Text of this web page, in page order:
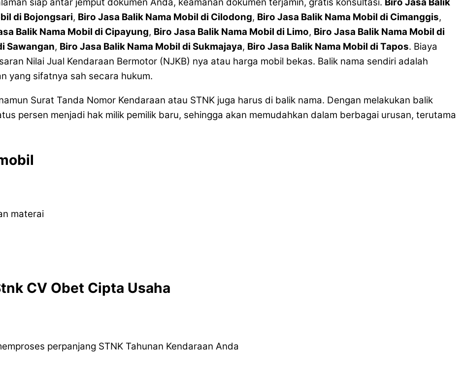
siap antar jemput dokumen Anda, keamanan dokumen terjamin, gratis konsultasi. Biro Jasa Balik
di Bojongsari, Biro Jasa Balik Nama Mobil di Cilodong, Biro Jasa Balik Nama Mobil di Cimanggis,
Balik Nama Mobil di Cipayung, Biro Jasa Balik Nama Mobil di Limo, Biro Jasa Balik Nama Mobil di
Sawangan, Biro Jasa Balik Nama Mobil di Sukmajaya, Biro Jasa Balik Nama Mobil di Tapos. Biaya
Nilai Jual Kendaraan Bermotor (NJKB) nya atau harga mobil bekas. Balik nama sendiri adalah
yang sifatnya sah secara hukum.
Surat Tanda Nomor Kendaraan atau STNK juga harus di balik nama. Dengan melakukan balik
persen menjadi hak milik pemilik baru, sehingga akan memudahkan dalam berbagai urusan, terutama
materai
CV Obet Cipta Usaha
perpanjang STNK Tahunan Kendaraan Anda